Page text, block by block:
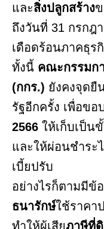
และสิ่งปลูกสร้าง
ถึงวันที่ 31 กรกฎ
เดือดร้อนภาคธุร
ทั้งนี้ คณะกรรมก
(กกร.) ยังคงจุดยื
รัฐอีกครั้ง เพื่อขอ
2566 ให้เก็บเป็น
และให้ผ่อนชำระ
เบี้ยปรับ
อย่างไรก็ตามมีข้
ธนารักษ์ใช้ราคา
ทำให้ผู้เสียภาษีที่